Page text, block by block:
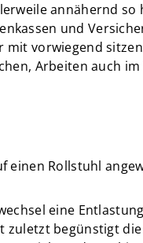
annähernd
und
vorwiegend
Arbeiten auch
Rollstuhl
eine
zuletzt begünstigt